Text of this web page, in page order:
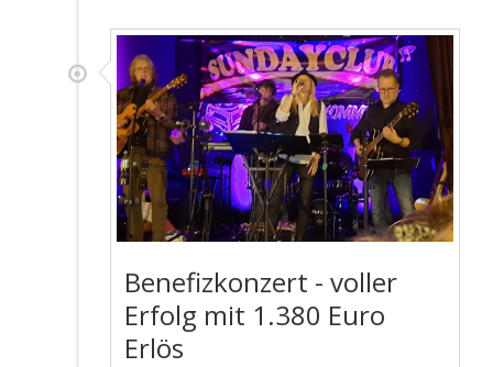
Benefizkonzert - voller
Erfolg mit 1.380 Euro
Erlös